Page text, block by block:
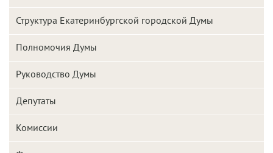
Структура Екатеринбургской городской Думы
Полномочия Думы
Руководство Думы
Депутаты
Комиссии